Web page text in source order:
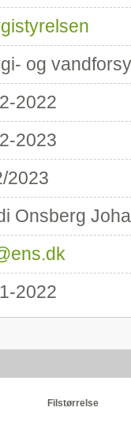
og
2022
2023
2023
Onsberg
2022
Filstørrelse